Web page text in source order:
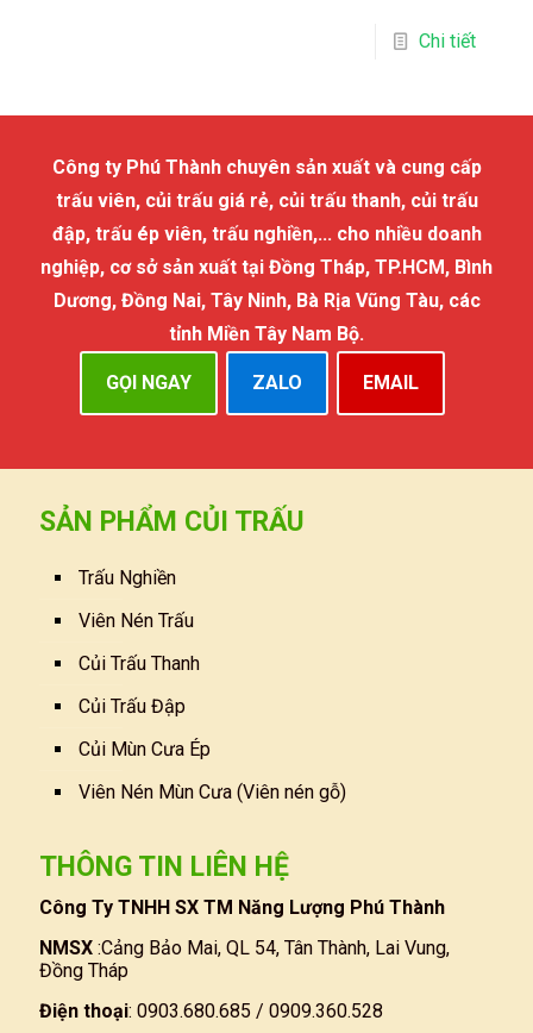
Chi tiết
Công ty Phú Thành chuyên sản xuất và cung cấp
trấu viên, củi trấu giá rẻ, củi trấu thanh, củi trấu
đập, trấu ép viên, trấu nghiền,... cho nhiều doanh
nghiệp, cơ sở sản xuất tại Đồng Tháp, TP.HCM, Bình
Dương, Đồng Nai, Tây Ninh, Bà Rịa Vũng Tàu, các
tỉnh Miền Tây Nam Bộ.
GỌI NGAY ZALO EMAIL
SẢN PHẨM CỦI TRẤU
Trấu Nghiền
Viên Nén Trấu
Củi Trấu Thanh
Củi Trấu Đập
Củi Mùn Cưa Ép
Viên Nén Mùn Cưa (Viên nén gỗ)
THÔNG TIN LIÊN HỆ
Công Ty TNHH SX TM Năng Lượng Phú Thành
NMSX :Cảng Bảo Mai, QL 54, Tân Thành, Lai Vung,
Đồng Tháp
Điện thoại: 0903.680.685 / 0909.360.528